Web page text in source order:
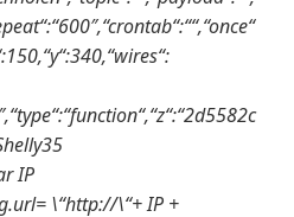
IP
\“http://\“+ IP +